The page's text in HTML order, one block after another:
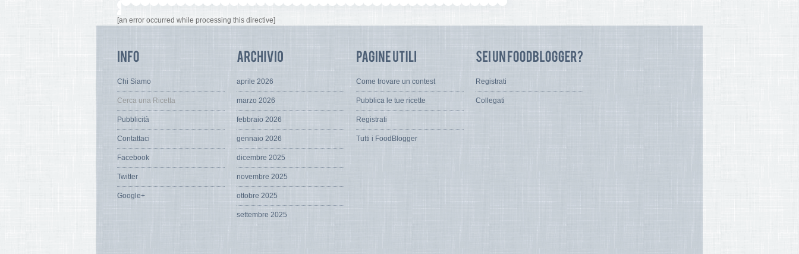
[an error occurred while processing this directive]
Chi Siamo
Cerca una Ricetta
Pubblicità
Contattaci
Facebook
Twitter
Google+
aprile 2026
marzo 2026
febbraio 2026
gennaio 2026
dicembre 2025
novembre 2025
ottobre 2025
settembre 2025
Come trovare un contest
Pubblica le tue ricette
Registrati
Tutti i FoodBlogger
Registrati
Collegati